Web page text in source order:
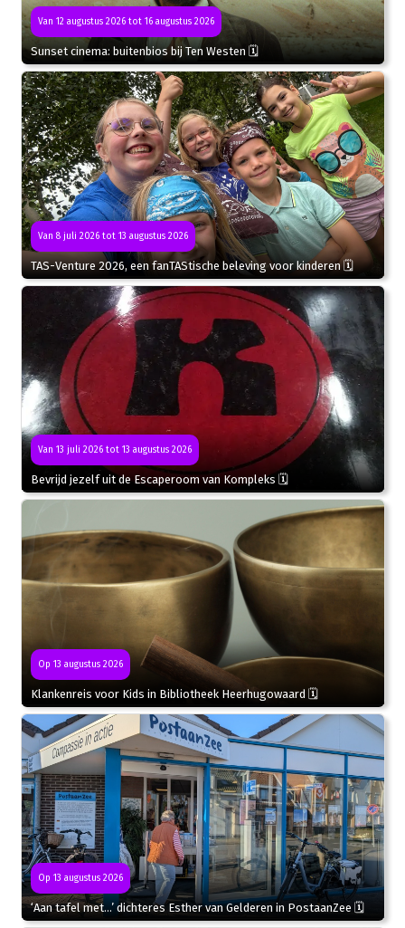
Van 12 augustus 2026 tot 16 augustus 2026
Sunset cinema: buitenbios bij Ten Westen 🗓
Van 8 juli 2026 tot 13 augustus 2026
TAS-Venture 2026, een fanTAStische beleving voor kinderen 🗓
Van 13 juli 2026 tot 13 augustus 2026
Bevrijd jezelf uit de Escaperoom van Kompleks 🗓
Op 13 augustus 2026
Klankenreis voor Kids in Bibliotheek Heerhugowaard 🗓
Op 13 augustus 2026
‘Aan tafel met…’ dichteres Esther van Gelderen in PostaanZee 🗓